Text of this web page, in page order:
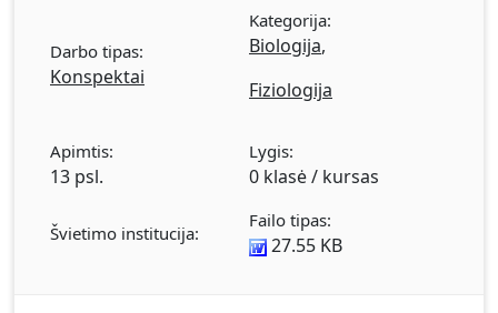
Neformalus judėjimas "mokykla be narkotikų".
Darbo tipas:
Konspektai
Kategorija:
Biologija,
Fiziologija
Apimtis:
13 psl.
Lygis:
0 klasė / kursas
Švietimo institucija:
Failo tipas:
27.55 KB